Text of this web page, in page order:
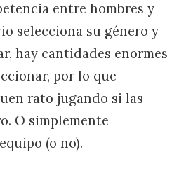
entre hombres y
selecciona su género y
hay cantidades enormes
por lo que
rato jugando si las
O simplemente
(o no).